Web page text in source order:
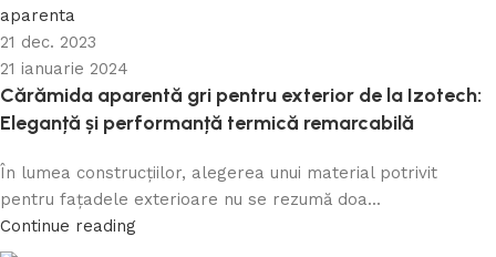
aparenta
21 dec. 2023
21 ianuarie 2024
Cărămida aparentă gri pentru exterior de la Izotech:
Eleganță și performanță termică remarcabilă
În lumea construcțiilor, alegerea unui material potrivit
pentru fațadele exterioare nu se rezumă doa...
Continue reading